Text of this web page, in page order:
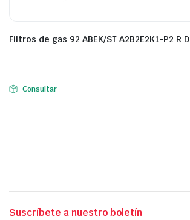
Filtros de gas 92 ABEK/ST A2B2E2K1-P2 R D
Consultar
Suscríbete a nuestro boletín